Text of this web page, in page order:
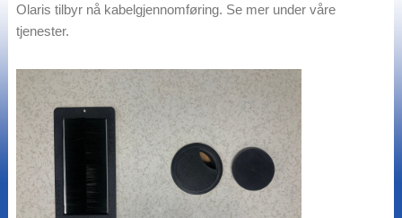
Olaris tilbyr nå kabelgjennomføring. Se mer under våre
tjenester.